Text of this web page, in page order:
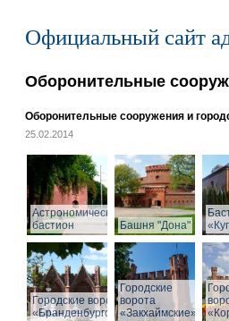
Официальный сайт
Оборонительные
Оборонительные сооружения и
25.02.2014
Астрономический
бастион
Башня "Дона"
Городские ворота
«Бранденбургские»
Городские
ворота
«Закхаймские»